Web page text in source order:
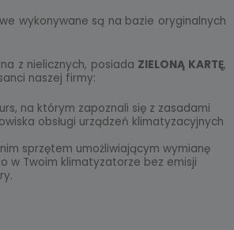
wykonywane są na bazie oryginalnych
z nielicznych, posiada ZIELONĄ KARTĘ,
naszej firmy:
na którym zapoznali się z zasadami
obsługi urządzeń klimatyzacyjnych
sprzętem umożliwiającym wymianę
w Twoim klimatyzatorze bez emisji